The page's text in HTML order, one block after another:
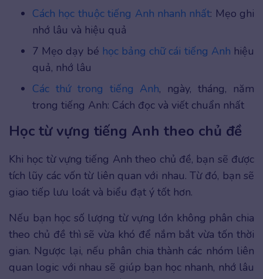
Cách học thuộc tiếng Anh nhanh nhất: Mẹo ghi
nhớ lâu và hiệu quả
7 Mẹo dạy bé học bảng chữ cái tiếng Anh hiệu
quả, nhớ lâu
Các thứ trong tiếng Anh, ngày, tháng, năm
trong tiếng Anh: Cách đọc và viết chuẩn nhất
Học từ vựng tiếng Anh theo chủ đề
Khi học từ vựng tiếng Anh theo chủ đề, bạn sẽ được
tích lũy các vốn từ liên quan với nhau. Từ đó, bạn sẽ
giao tiếp lưu loát và biểu đạt ý tốt hơn.
Nếu bạn học số lượng từ vựng lớn không phân chia
theo chủ đề thì sẽ vừa khó để nắm bắt vừa tốn thời
gian. Ngược lại, nếu phân chia thành các nhóm liên
quan logic với nhau sẽ giúp bạn học nhanh, nhớ lâu